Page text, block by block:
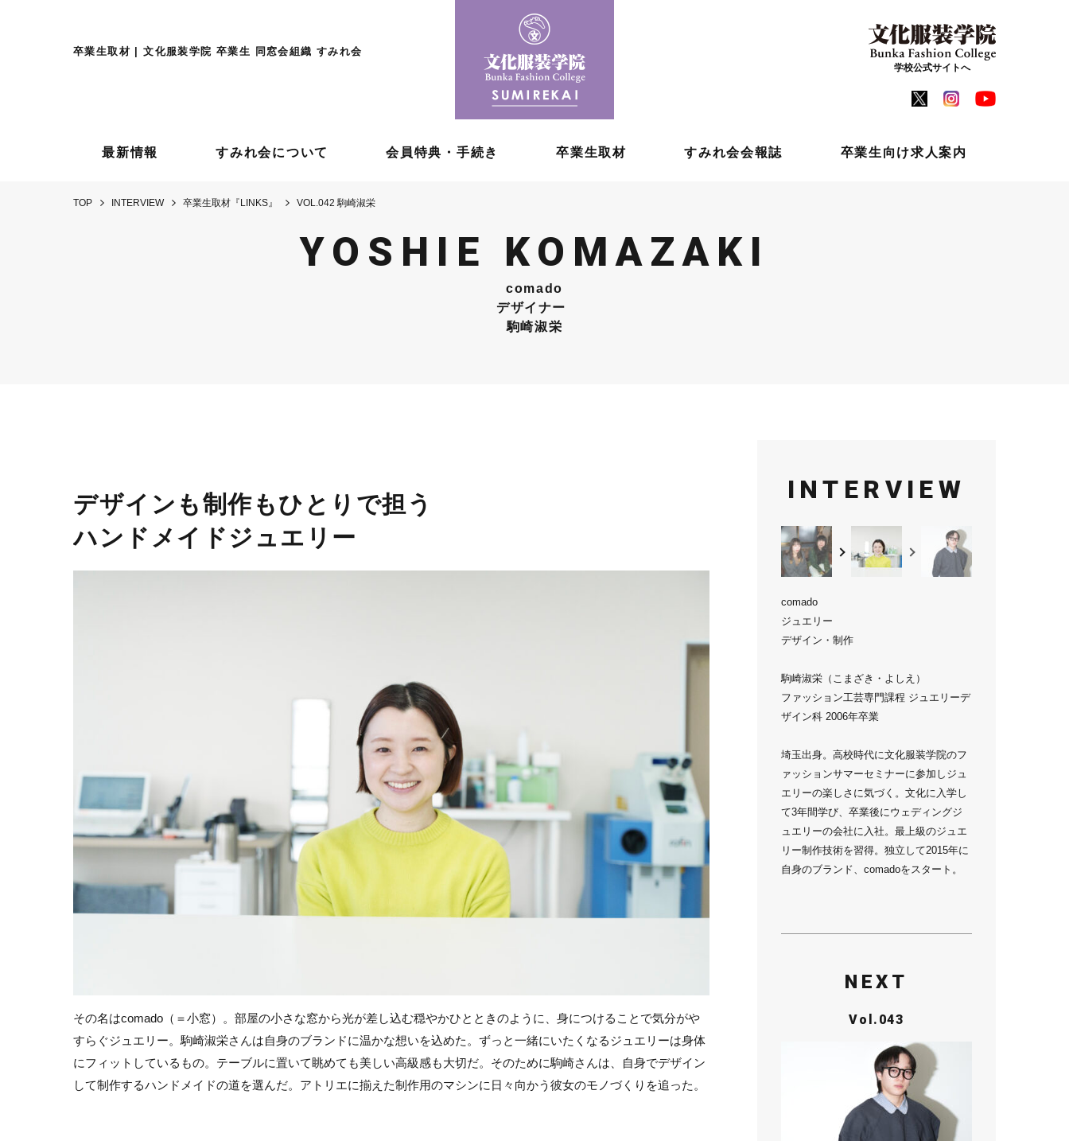
卒業生取材 | 文化服装学院 卒業生 同窓会組織 すみれ会
学校公式サイトへ
最新情報 すみれ会について 会員特典・手続き 卒業生取材 すみれ会会報誌 卒業生向け求人案内
TOP INTERVIEW 卒業生取材『LINKS』 VOL.042 駒崎淑栄
YOSHIE KOMAZAKI
comado
デザイナー
駒崎淑栄
デザインも制作もひとりで担う
ハンドメイドジュエリー
その名はcomado（＝小窓）。部屋の小さな窓から光が差し込む穏やかひとときのように、身につけることで気分がや
すらぐジュエリー。駒崎淑栄さんは自身のブランドに温かな想いを込めた。ずっと一緒にいたくなるジュエリーは身体
にフィットしているもの。テーブルに置いて眺めても美しい高級感も大切だ。そのために駒崎さんは、自身でデザイン
して制作するハンドメイドの道を選んだ。アトリエに揃えた制作用のマシンに日々向かう彼女のモノづくりを追った。
INTERVIEW
comado
ジュエリー
デザイン・制作
駒崎淑栄（こまざき・よしえ）
ファッション工芸専門課程 ジュエリーデ
ザイン科 2006年卒業
埼玉出身。高校時代に文化服装学院のフ
ァッションサマーセミナーに参加しジュ
エリーの楽しさに気づく。文化に入学し
て3年間学び、卒業後にウェディングジ
ュエリーの会社に入社。最上級のジュエ
リー制作技術を習得。独立して2015年に
自身のブランド、comadoをスタート。
NEXT
Vol.043